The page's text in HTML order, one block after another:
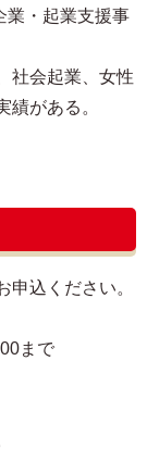
業・起業支援事
社会起業、女性
がある。
申込ください。
まで